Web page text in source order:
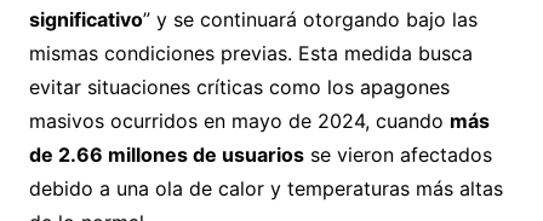
significativo” y se continuará otorgando bajo las
mismas condiciones previas. Esta medida busca
evitar situaciones críticas como los apagones
masivos ocurridos en mayo de 2024, cuando más
de 2.66 millones de usuariosse vieron afectados
debido a una ola de calor y temperaturas más altas